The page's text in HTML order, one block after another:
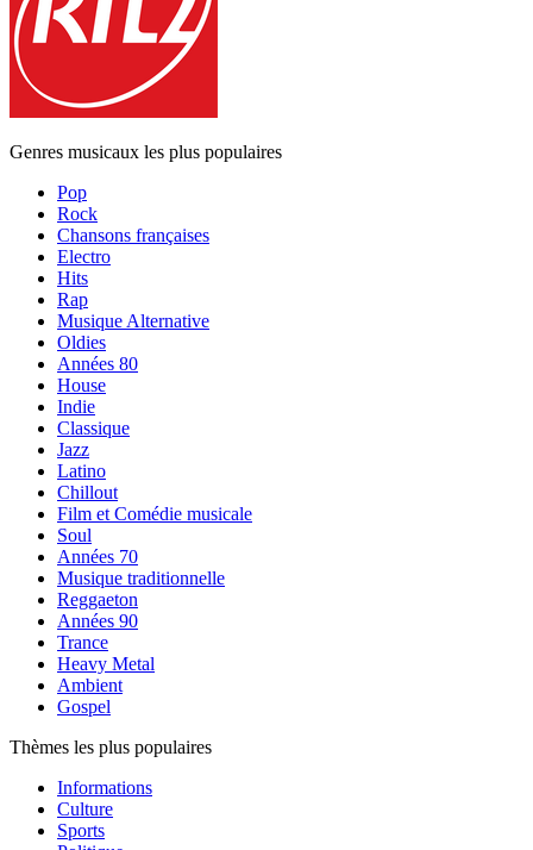
Genres musicaux les plus populaires
Pop
Rock
Chansons françaises
Electro
Hits
Rap
Musique Alternative
Oldies
Années 80
House
Indie
Classique
Jazz
Latino
Chillout
Film et Comédie musicale
Soul
Années 70
Musique traditionnelle
Reggaeton
Années 90
Trance
Heavy Metal
Ambient
Gospel
Thèmes les plus populaires
Informations
Culture
Sports